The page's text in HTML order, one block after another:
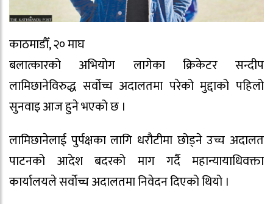
काठमाडौँ, २० माघ
बलात्कारको अभियोग लागेका क्रिकेटर सन्दीप
लामिछानेविरुद्ध सर्वोच्च अदालतमा परेको मुद्दाको पहिलो
सुनवाइ आज हुने भएको छ ।
लामिछानेलाई पुर्पक्षका लागि धरौटीमा छोड्ने उच्च अदालत
पाटनको आदेश बदरको माग गर्दै महान्यायाधिवक्ता
कार्यालयले सर्वोच्च अदालतमा निवेदन दिएको थियो ।